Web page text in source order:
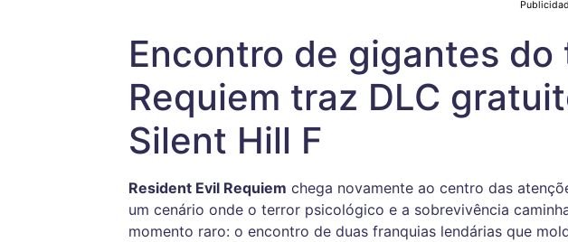
Encontro de gigantes do
Requiem traz DLC
Silent Hill F
Resident Evil Requiem chega novamente ao centro das
um cenário onde o terror psicológico e a sobrevivência
momento raro: o encontro de duas franquias lendárias que